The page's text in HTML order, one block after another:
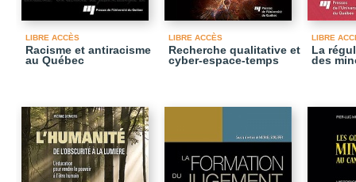
LIBRE ACCÈS
Racisme et antiracisme
au Québec
LIBRE ACCÈS
Recherche qualitative et
cyber-espace-temps
LIBRE
La
des